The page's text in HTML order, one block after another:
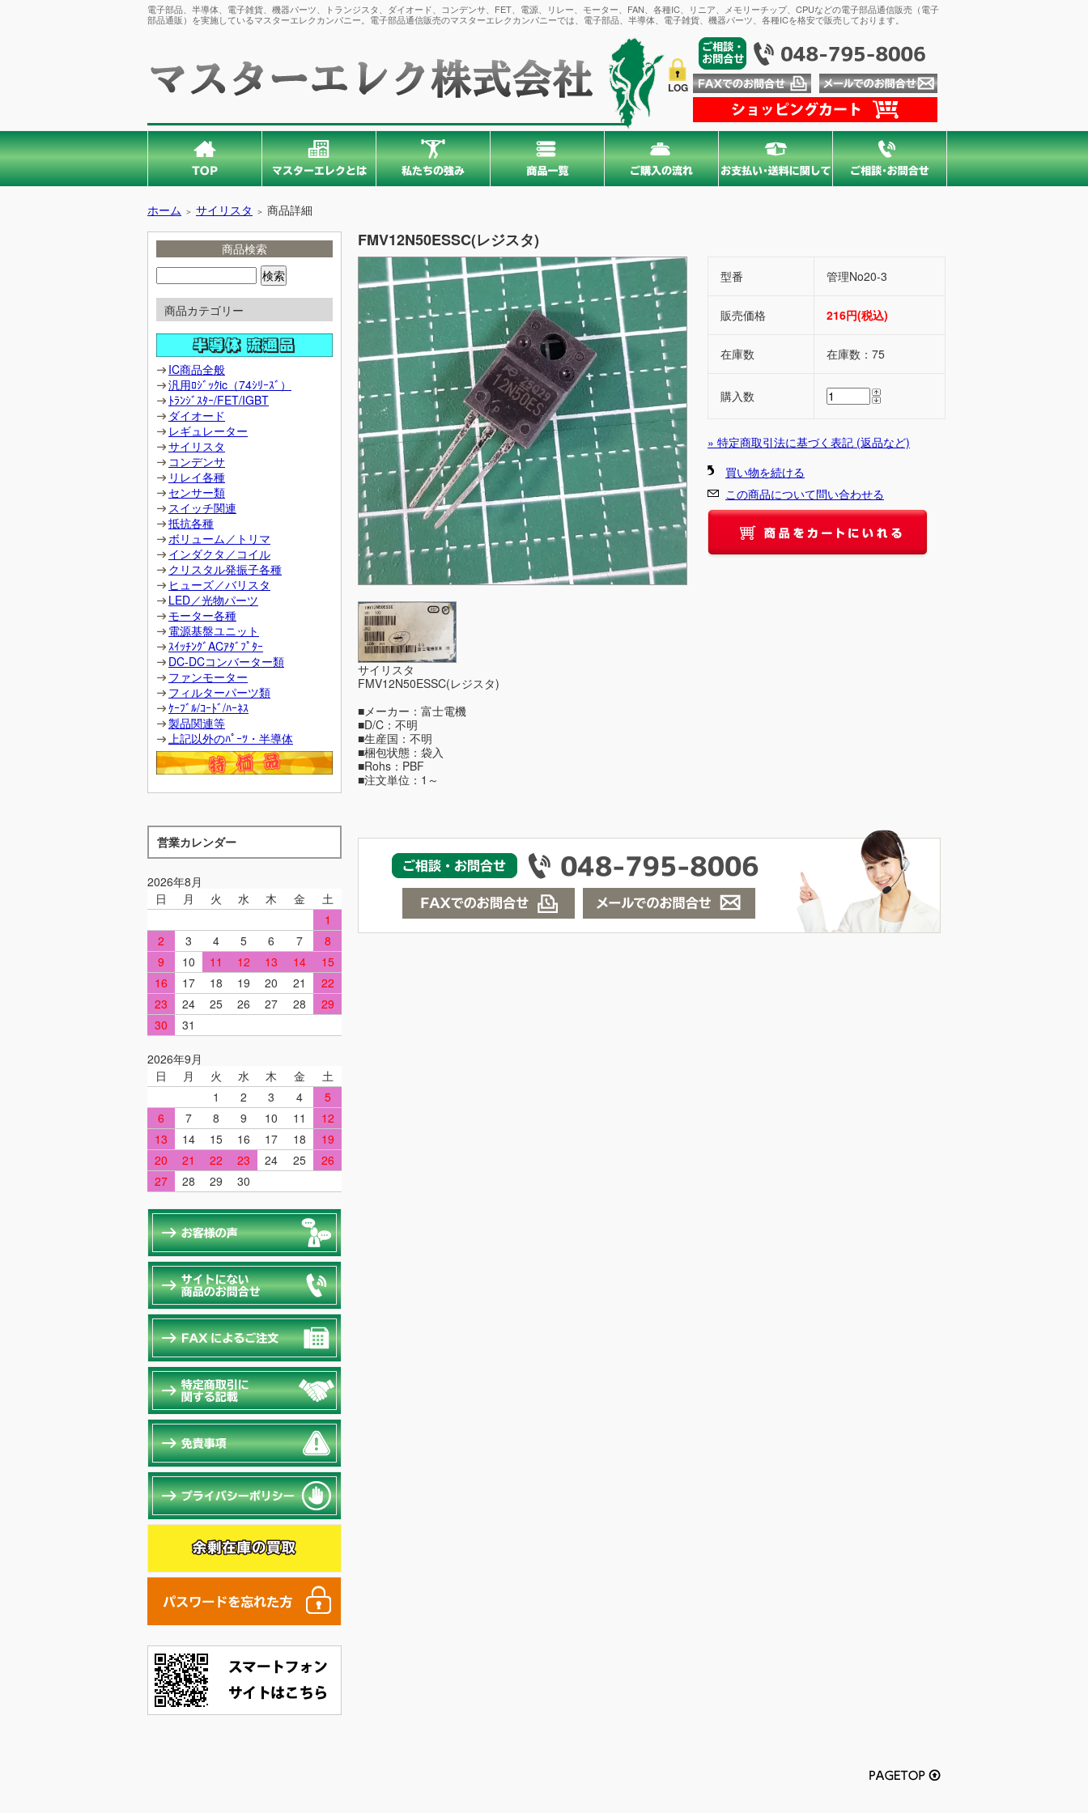
電子部品、半導体、電子雑貨、機器パーツ、トランジスタ、ダイオード、コンデンサ、FET、電源、リレー、モーター、FAN、各種IC、リニア、メモリーチップ、CPUなどの電子部品通信販売（電子
部品通販）を実施しているマスターエレクカンパニー。電子部品通信販売のマスターエレクカンパニーでは、電子部品、半導体、電子雑貨、機器パーツ、各種ICを格安で販売しております。
LOG
ホーム ＞ サイリスタ ＞ 商品詳細
商品検索
商品カテゴリー
IC商品全般
汎用ﾛｼﾞｯｸic（74ｼﾘｰｽﾞ）
ﾄﾗﾝｼﾞｽﾀｰ/FET/IGBT
ダイオード
レギュレーター
サイリスタ
コンデンサ
リレイ各種
センサー類
スイッチ関連
抵抗各種
ボリューム／トリマ
インダクタ／コイル
クリスタル発振子各種
ヒューズ／バリスタ
LED／光物パーツ
モーター各種
電源基盤ユニット
ｽｲｯﾁﾝｸﾞACｱﾀﾞﾌﾟﾀｰ
DC-DCコンバーター類
ファンモーター
フィルターパーツ類
ｹｰﾌﾞﾙ/ｺｰﾄﾞ/ﾊｰﾈｽ
製品関連等
上記以外のﾊﾟｰﾂ・半導体
営業カレンダー
2026年8月
日
月 火 水 木 金
土
1
2
3 4 5 6 7
8
9
10 11 12 13 14
15
16
17 18 19 20 21
22
23
24 25 26 27 28
29
30
31
2026年9月
日
月 火 水 木 金
土
1
2 3 4
5
6
7 8 9 10 11
12
13
14 15 16 17 18
19
20
21 22 23 24 25
26
27
28 29 30
FMV12N50ESSC(レジスタ)
型番 管理No20-3
販売価格 216円(税込)
在庫数 在庫数：75
購入数
» 特定商取引法に基づく表記 (返品など)
買い物を続ける
この商品について問い合わせる
サイリスタ
FMV12N50ESSC(レジスタ)
■メーカー：富士電機
■D/C：不明
■生産国：不明
■梱包状態：袋入
■Rohs：PBF
■注文単位：1～